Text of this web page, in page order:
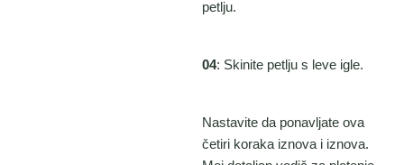
petlju.
04: Skinite petlju s leve igle.
Nastavite da ponavljate ova
četiri koraka iznova i iznova.